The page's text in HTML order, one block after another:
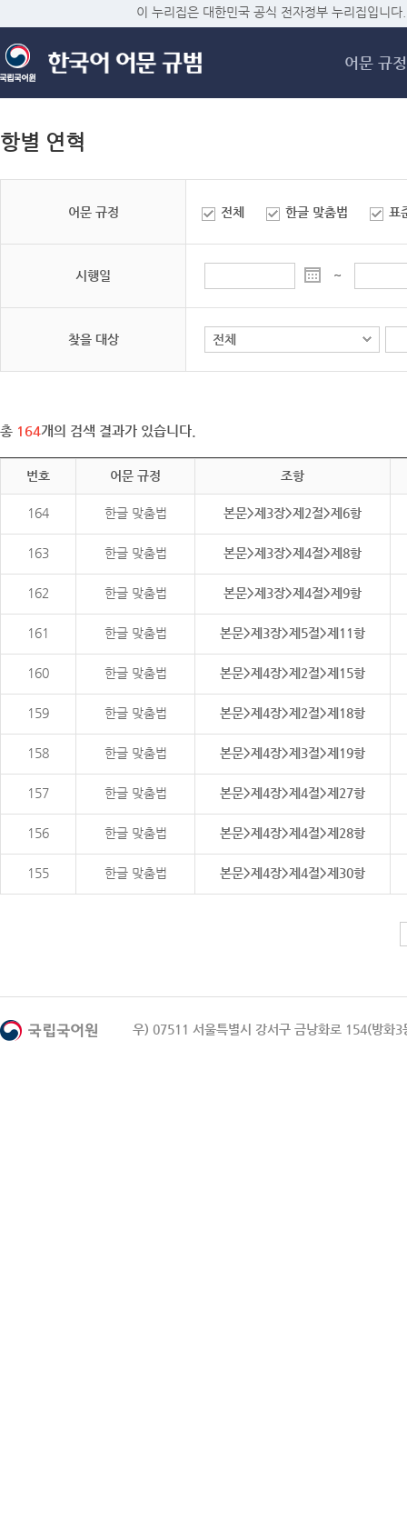
메
이 누리집은 대한민국 공식 전자정부 누리집입니다.
어문 규정
항별 연혁
어문 규정 전체 한글 맞춤법 표
시행일 ~
찾을 대상
총 164개의 검색 결과가 있습니다.
번호 어문 규정 조항
164 한글 맞춤법 본문>제3장>제2절>제6항
163 한글 맞춤법 본문>제3장>제4절>제8항
162 한글 맞춤법 본문>제3장>제4절>제9항
161 한글 맞춤법 본문>제3장>제5절>제11항
160 한글 맞춤법 본문>제4장>제2절>제15항
159 한글 맞춤법 본문>제4장>제2절>제18항
158 한글 맞춤법 본문>제4장>제3절>제19항
157 한글 맞춤법 본문>제4장>제4절>제27항
156 한글 맞춤법 본문>제4장>제4절>제28항
155 한글 맞춤법 본문>제4장>제4절>제30항
우) 07511 서울특별시 강서구 금낭화로 154(방화3